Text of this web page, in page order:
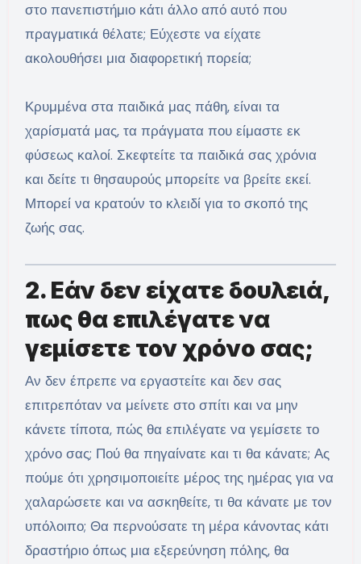
στο πανεπιστήμιο κάτι άλλο από αυτό που
πραγματικά θέλατε; Εύχεστε να είχατε
ακολουθήσει μια διαφορετική πορεία;
Κρυμμένα στα παιδικά μας πάθη, είναι τα
χαρίσματά μας, τα πράγματα που είμαστε εκ
φύσεως καλοί. Σκεφτείτε τα παιδικά σας χρόνια
και δείτε τι θησαυρούς μπορείτε να βρείτε εκεί.
Μπορεί να κρατούν το κλειδί για το σκοπό της
ζωής σας.
2. Εάν δεν είχατε δουλειά,
πως θα επιλέγατε να
γεμίσετε τον χρόνο σας;
Αν δεν έπρεπε να εργαστείτε και δεν σας
επιτρεπόταν να μείνετε στο σπίτι και να μην
κάνετε τίποτα, πώς θα επιλέγατε να γεμίσετε το
χρόνο σας; Πού θα πηγαίνατε και τι θα κάνατε; Ας
πούμε ότι χρησιμοποιείτε μέρος της ημέρας για να
χαλαρώσετε και να ασκηθείτε, τι θα κάνατε με τον
υπόλοιπο; Θα περνούσατε τη μέρα κάνοντας κάτι
δραστήριο όπως μια εξερεύνηση πόλης, θα